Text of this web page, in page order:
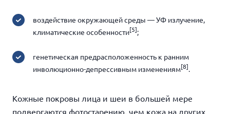
воздействие окружающей среды — УФ излучение,
климатические особенности[5];
генетическая предрасположенность к ранним
инволюционно-депрессивным изменениям[8].
Кожные покровы лица и шеи в большей мере
подвергаются фотостарению, чем кожа на других